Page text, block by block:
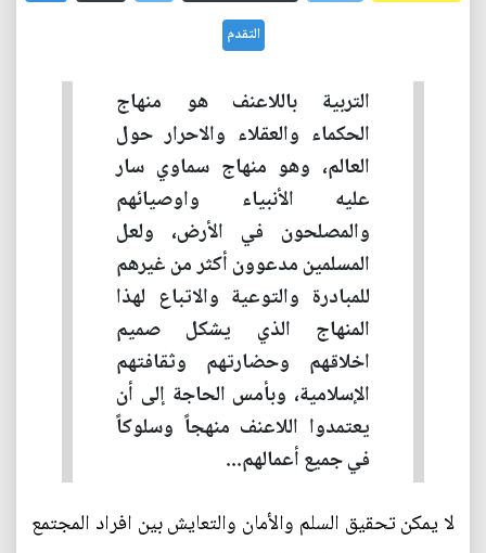
التقدم
التربية باللاعنف هو منهاج
الحكماء والعقلاء والاحرار حول
العالم، وهو منهاج سماوي سار
عليه الأنبياء واوصيائهم
والمصلحون في الأرض، ولعل
المسلمين مدعوون أكثر من غيرهم
للمبادرة والتوعية والاتباع لهذا
المنهاج الذي يشكل صميم
اخلاقهم وحضارتهم وثقافتهم
الإسلامية، وبأمس الحاجة إلى أن
يعتمدوا اللاعنف منهجاً وسلوكاً
في جميع أعمالهم...
لا يمكن تحقيق السلم والأمان والتعايش بين افراد المجتمع